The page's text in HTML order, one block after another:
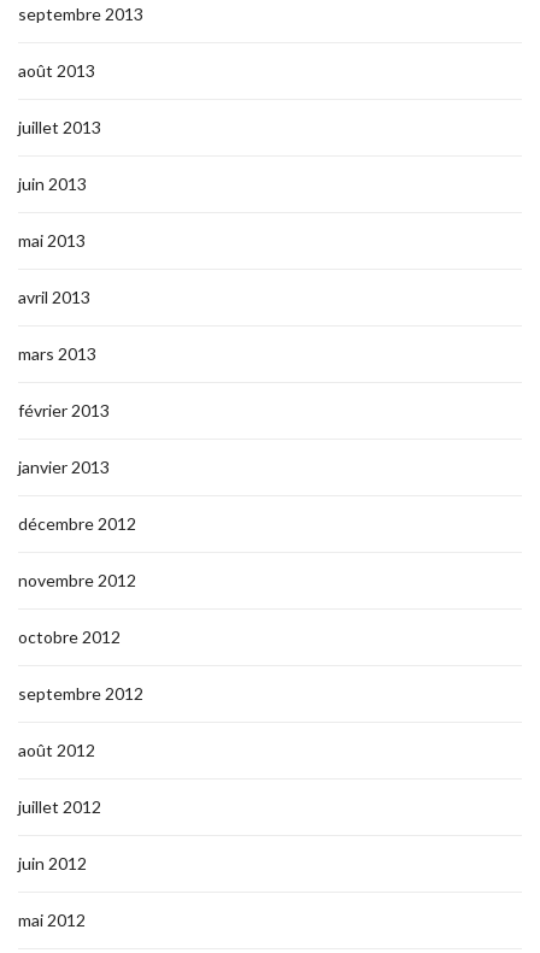
septembre 2013
août 2013
juillet 2013
juin 2013
mai 2013
avril 2013
mars 2013
février 2013
janvier 2013
décembre 2012
novembre 2012
octobre 2012
septembre 2012
août 2012
juillet 2012
juin 2012
mai 2012